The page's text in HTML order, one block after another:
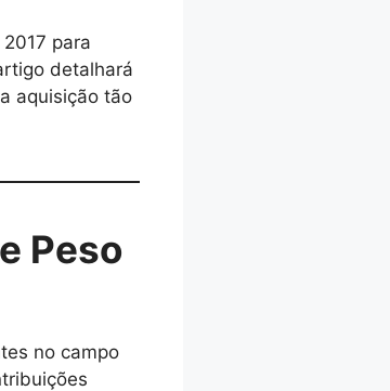
para
detalhará
aquisição tão
Peso
no campo